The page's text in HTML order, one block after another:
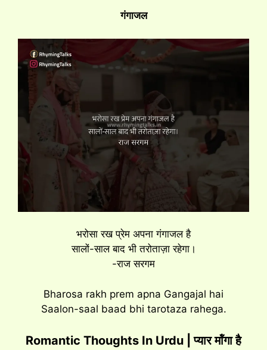
गंगाजल
भरोसा रख प्रेम अपना गंगाजल है
सालों-साल बाद भी तरोताज़ा रहेगा।
-राज सरगम
Bharosa rakh prem apna Gangajal hai
Saalon-saal baad bhi tarotaza rahega.
Romantic Thoughts In Urdu | प्यार मॉंगा है